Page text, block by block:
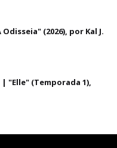
Odisseia" (2026), por Kal J.
| "Elle" (Temporada 1),